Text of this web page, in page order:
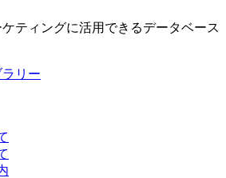
ティングに活用できるデータベース